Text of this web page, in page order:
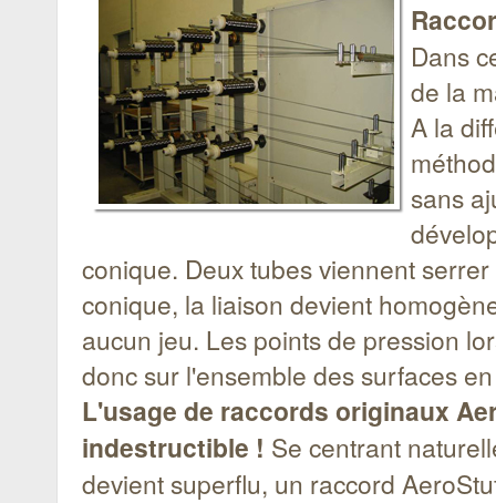
Dans
de la
A la
sans
conique. Deux tubes viennent
conique, la liaison devient
aucun jeu. Les points de pression
donc sur l'ensemble des surfaces
L'usage de raccords originaux
indestructible ! Se centrant
devient superflu, un raccord